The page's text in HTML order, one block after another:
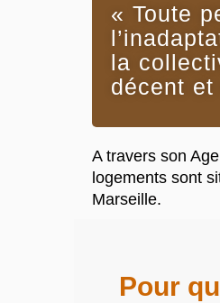
« Toute
la
décent
A travers son
logements sont
Marseille.
Pour